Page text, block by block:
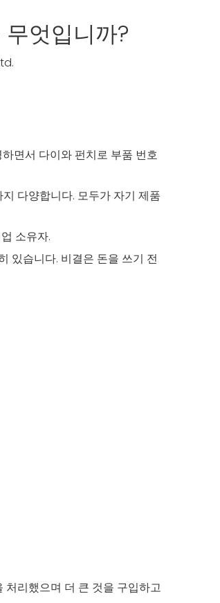
엇입니까?
면서 다이와 펀치로 부품 번호
다양합니다. 모두가 자기 제품
소유자.
있습니다. 비결은 돈을 쓰기 전
리했으며 더 큰 것을 구입하고